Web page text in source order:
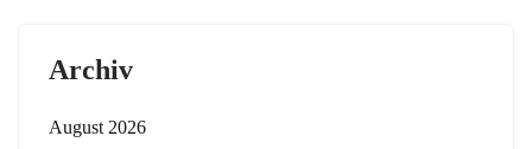
Archiv
August 2026